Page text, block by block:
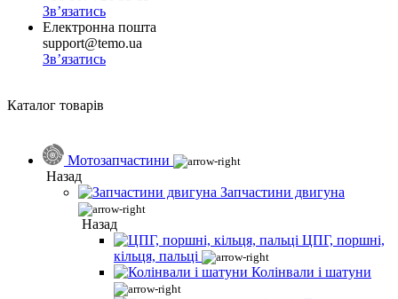
Зв’язатись
Електронна пошта
support@temo.ua
Зв’язатись
Каталог товарів
Мотозапчастини
Назад
Запчастини двигуна
Назад
ЦПГ, поршні,
кільця, пальці
Колінвали і шатуни